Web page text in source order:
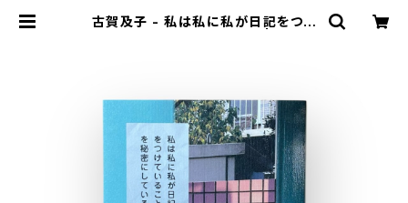
古賀及子 - 私は私に私が日記をつけ